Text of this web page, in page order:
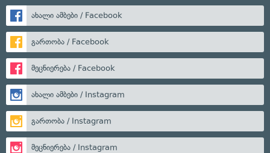
ახალი ამბები / Facebook
გართობა / Facebook
მეცნიერება / Facebook
ახალი ამბები / Instagram
გართობა / Instagram
მეცნიერება / Instagram